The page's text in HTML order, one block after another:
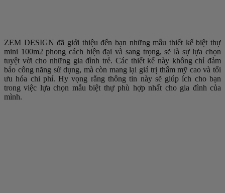
ZEM DESIGN đã giới thiệu đến bạn những mẫu thiết kế biệt thự
mini 100m2 phong cách hiện đại và sang trọng, sẽ là sự lựa chọn
tuyệt vời cho những gia đình trẻ. Các thiết kế này không chỉ đảm
bảo công năng sử dụng, mà còn mang lại giá trị thẩm mỹ cao và tối
ưu hóa chi phí. Hy vọng rằng thông tin này sẽ giúp ích cho bạn
trong việc lựa chọn mẫu biệt thự phù hợp nhất cho gia đình của
mình.